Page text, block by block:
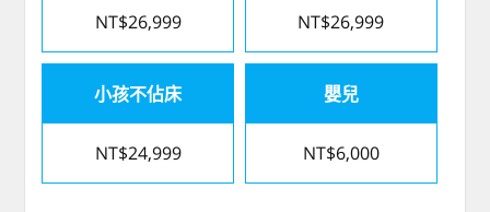
NT$26,999 NT$26,999
小孩不佔床
NT$24,999
嬰兒
NT$6,000